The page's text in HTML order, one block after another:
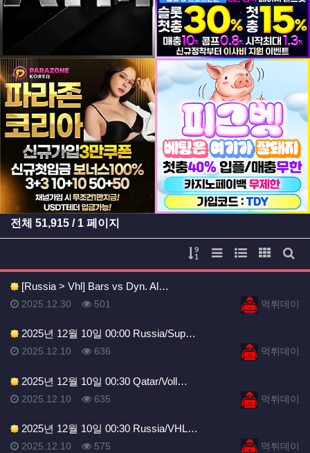
등록일 등록일
등록일 등록일
전체 51,915 / 1 페이지
게시물 정렬
리스트 스타일
웹진 스타일
갤러리
게
[Russia > Vhl] Bars vs Dyn. Al…
등록자먹튀데이
등록일
2025.12.30 조회
501
2025년 12월 10일 00:00 Russia/Sup…
등록자먹튀데이
등록일
2025.12.10 조회
636
2025년 12월 10일 00:30 Qatar/Voll…
등록자먹튀데이
등록일
2025.12.10 조회
635
2025년 12월 10일 00:30 Russia/VHL…
등록자먹튀데이
등록일
2025.12.10 조회
575